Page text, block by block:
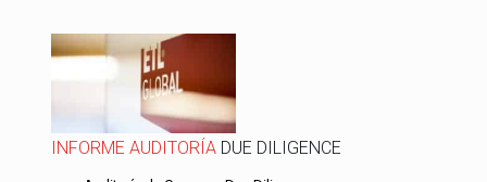
INFORME AUDITORÍA DUE DILIGENCE